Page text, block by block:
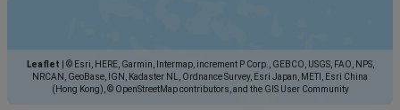
Leaflet
© Esri, HERE, Garmin, Intermap, increment P Corp., GEBCO, USGS, FAO, NPS,
NRCAN, GeoBase, IGN, Kadaster NL, Ordnance Survey, Esri Japan, METI, Esri China
(Hong Kong), © OpenStreetMap contributors, and the GIS User Community